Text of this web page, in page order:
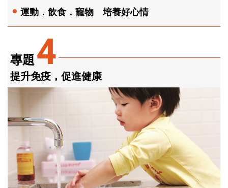
專題4
提升免疫，促進健康
運動．飲食．寵物 培養好心情